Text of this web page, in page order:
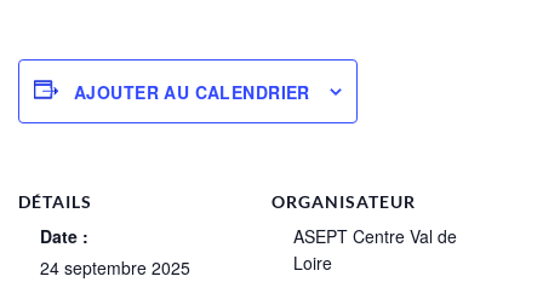
AJOUTER AU CALENDRIER
DÉTAILS
Date :
24 septembre 2025
ORGANISATEUR
ASEPT Centre Val de
Loire